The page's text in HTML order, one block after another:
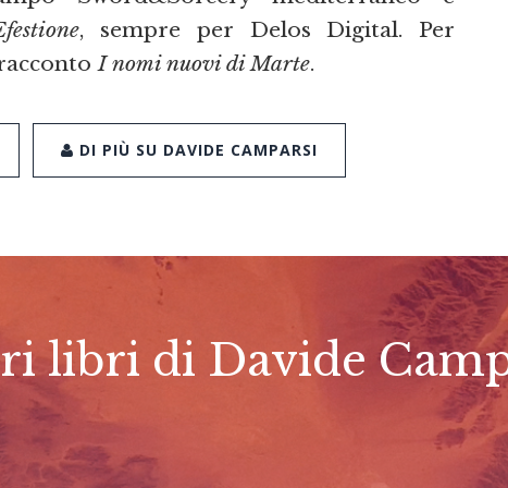
, sempre per Delos Digital. Per
I nomi nuovi di Marte.
DI PIÙ SU DAVIDE CAMPARSI
libri di Davide